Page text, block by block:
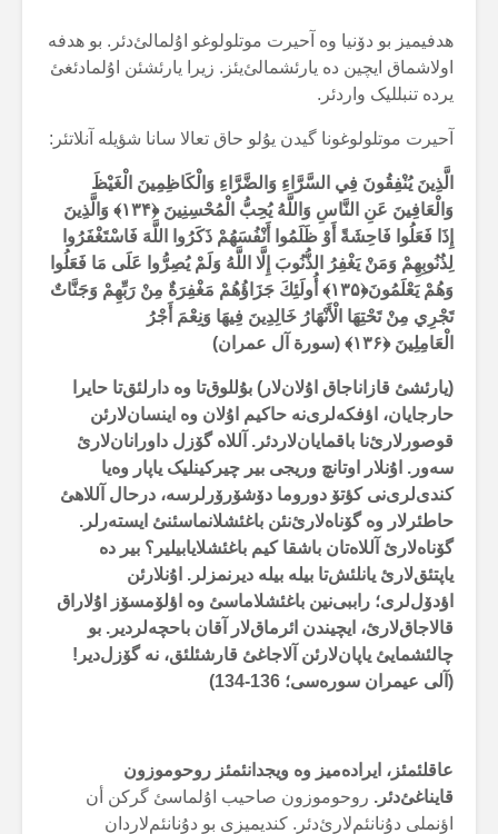
هدفیمیز بو دۆنیا وە آحیرت موتلولوغو اۇلمالئ‌دئر. بو هدفە
اولاشماق ایچین دە یارئشمالئ‌یئز. زیرا یارئشئن اۇلمادئغئ
یردە تنبللیک واردئر.
آحیرت موتلولوغونا گیدن یۇلو حاق تعالا سانا شؤیلە آنلاتئر:
الَّذِينَ يُنْفِقُونَ فِي السَّرَّاءِ وَالضَّرَّاءِ وَالْكَاظِمِينَ الْغَيْظَ
وَالْعَافِينَ عَنِ النَّاسِ وَاللَّهُ يُحِبُّ الْمُحْسِنِينَ ﴿۱۳۴﴾ وَالَّذِينَ
إِذَا فَعَلُوا فَاحِشَةً أَوْ ظَلَمُوا أَنْفُسَهُمْ ذَكَرُوا اللَّهَ فَاسْتَغْفَرُوا
لِذُنُوبِهِمْ وَمَنْ يَغْفِرُ الذُّنُوبَ إِلَّا اللَّهُ وَلَمْ يُصِرُّوا عَلَى مَا فَعَلُوا
وَهُمْ يَعْلَمُونَ﴿۱۳۵﴾ أُولَئِكَ جَزَاؤُهُمْ مَغْفِرَةٌ مِنْ رَبِّهِمْ وَجَنَّاتٌ
تَجْرِي مِنْ تَحْتِهَا الْأَنْهَارُ خَالِدِينَ فِيهَا وَنِعْمَ أَجْرُ
الْعَامِلِينَ ﴿۱۳۶﴾ (سورة آل عمران)
(یارئشئ قازاناجاق اۇلان‌لار) بۇللوق‌تا وە دارلئق‌تا حایرا
حارجایان، اؤفکەلری‌نە حاکیم اۇلان وە اینسان‌لارئن
قوصورلارئ‌نا باقمایان‌لاردئر. آللاە گۆزل داورانان‌لارئ
سەور. اۇنلار اوتانچ وریجی بیر چیرکینلیک یاپار وەیا
کندی‌لری‌نی کؤتۆ دوروما دۆشۆرۆرلرسە، درحال آللاهئ
حاطئرلار وە گۆناەلارئ‌نئن باغئشلانماسئنئ ایستەرلر.
گۆناەلارئ آللاەتان باشقا کیم باغئشلایابیلیر؟ بیر دە
یاپتئق‌لارئ یانلئش‌تا بیلە بیلە دیرنمزلر. اۇنلارئن
اؤدۆل‌لری؛ راببی‌نین باغئشلاماسئ وە اؤلۆمسۆز اۇلاراق
قالاجاق‌لارئ، ایچیندن ائرماق‌لار آقان باحچەلردیر. بو
چالئشمایئ یاپان‌لارئن آلاجاغئ قارشئلئق، نە گۆزل‌دیر!
(آلی عیمران سورەسی؛ 136-134)
عاقلئمئز، ایرادەمیز وە ویجدانئمئز روحوموزون
قایناغئ‌دئر. روحوموزون صاحیب اۇلماسئ گرکن أن
اؤنملی دۇنانئم‌لارئ‌دئر. کندیمیزی بو دۇنانئم‌لاردان